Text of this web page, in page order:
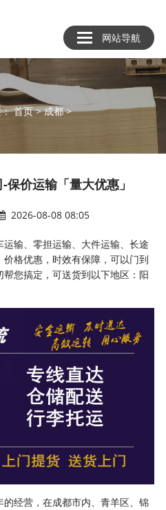
网站导航
：首页>成都>
价运输「量大优惠」
2026-08-08 08:05
运输、零担运输、大件运输、长途
格优惠，时效有保障，可以门到
您搞定，可送货到以下地区：阳
的经营，在成都市内、青羊区、锦